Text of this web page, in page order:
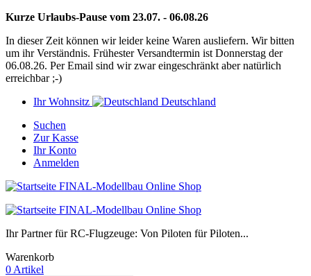
Kurze Urlaubs-Pause vom 23.07. - 06.08.26
In dieser Zeit können wir leider keine Waren ausliefern. Wir bitten
um ihr Verständnis. Frühester Versandtermin ist Donnerstag der
06.08.26. Per Email sind wir zwar eingeschränkt aber natürlich
erreichbar ;-)
Ihr Wohnsitz
Deutschland
Suchen
Zur Kasse
Ihr Konto
Anmelden
Ihr Partner für RC-Flugzeuge: Von Piloten für Piloten...
Warenkorb
0 Artikel